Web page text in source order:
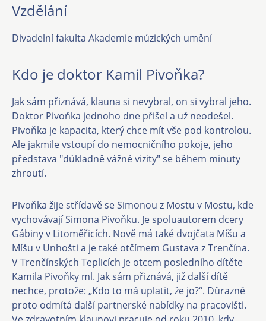
Vzdělání
Divadelní fakulta Akademie múzických umění
Kdo je doktor Kamil Pivoňka?
Jak sám přiznává, klauna si nevybral, on si vybral jeho.
Doktor Pivoňka jednoho dne přišel a už neodešel.
Pivoňka je kapacita, který chce mít vše pod kontrolou.
Ale jakmile vstoupí do nemocničního pokoje, jeho
představa "důkladně vážné vizity" se během minuty
zhroutí.
Pivoňka žije střídavě se Simonou z Mostu v Mostu, kde
vychovávají Simona Pivoňku. Je spoluautorem dcery
Gábiny v Litoměřicích. Nově má také dvojčata Míšu a
Míšu v Unhošti a je také otčímem Gustava z Trenčína.
V Trenčínských Teplicích je otcem posledního dítěte
Kamila Pivoňky ml. Jak sám přiznává, již další dítě
nechce, protože: „Kdo to má uplatit, že jo?“. Důrazně
proto odmítá další partnerské nabídky na pracovišti.